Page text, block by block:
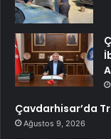
Çavdarhisar’da
Ağustos 9, 2026